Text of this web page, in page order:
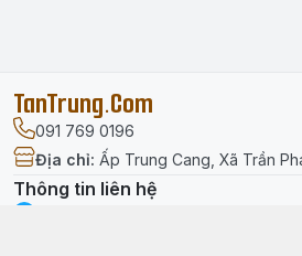
TanTrung.Com
091 769 0196
Địa chỉ: Ấp Trung Cang, Xã Trần
Thông tin liên hệ